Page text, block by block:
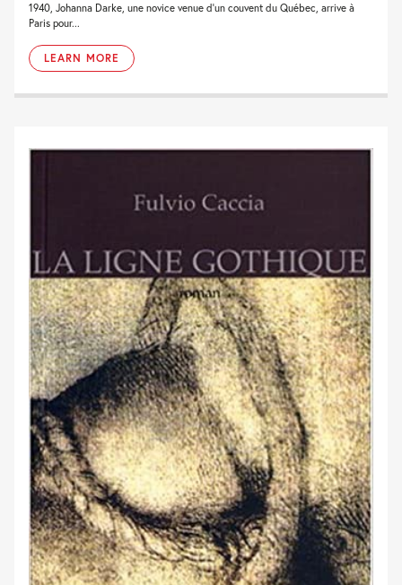
1940, Johanna Darke, une novice venue d’un couvent du Québec, arrive à
Paris pour...
LEARN MORE